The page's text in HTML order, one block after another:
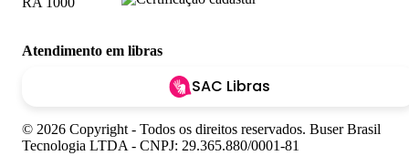
Atendimento em libras
SAC Libras
© 2026 Copyright - Todos os direitos reservados. Buser Brasil
Tecnologia LTDA - CNPJ: 29.365.880/0001-81